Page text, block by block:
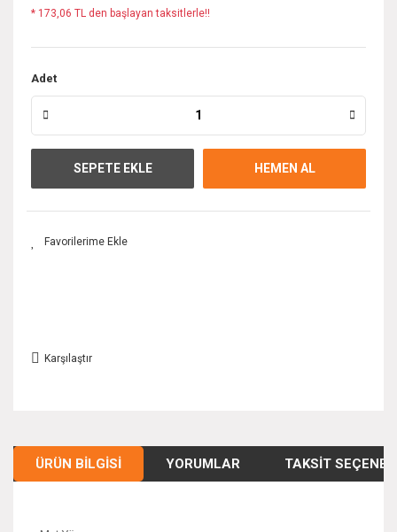
* 173,06 TL den başlayan taksitlerle!!
Adet
SEPETE EKLE HEMEN AL
Karşılaştır
ÜRÜN BILGISI YORUMLAR TAKSIT